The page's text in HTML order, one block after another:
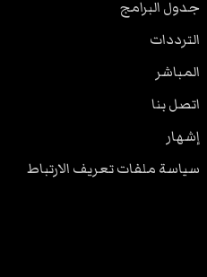
جدول البرامج
الترددات
المباشر
اتصل بنا
إشهار
سياسة ملفات تعريف الارتباط